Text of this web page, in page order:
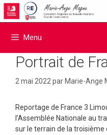
Aller
au
Menu
Portrait de
2 mai 2022 par Marie-Ange
Reportage de France 3
l’Assemblée Nationale au
sur le terrain de la